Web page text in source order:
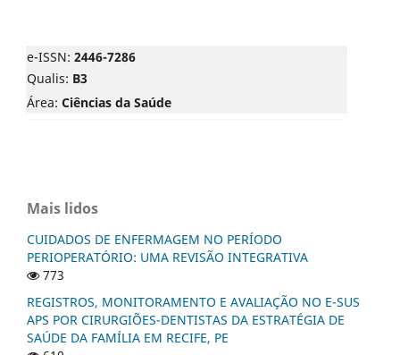
e-ISSN: 2446-7286
Qualis: B3
Área: Ciências da Saúde
Mais lidos
CUIDADOS DE ENFERMAGEM NO PERÍODO
PERIOPERATÓRIO: UMA REVISÃO INTEGRATIVA
773
REGISTROS, MONITORAMENTO E AVALIAÇÃO NO E-SUS
APS POR CIRURGIÕES-DENTISTAS DA ESTRATÉGIA DE
SAÚDE DA FAMÍLIA EM RECIFE, PE